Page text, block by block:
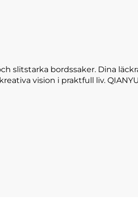
slitstarka bordssaker. Dina
vision i praktfull liv.